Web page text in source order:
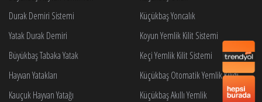
Durak Demiri Sistemi
Yatak Durak Demiri
Büyükbaş Tabaka Yatak
Hayvan Yatakları
Kauçuk Hayvan Yatağı
Küçükbaş Yoncalık
Koyun Yemlik Kilit Sistemi
Keçi Yemlik Kilit Sistemi
Küçükbaş Otomatik Yemlik Kilidi
Küçükbaş Akıllı Yemlik